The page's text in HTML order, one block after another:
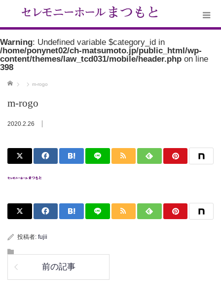
Warning: Undefined variable $category_id in
/home/ponynet02/ch-matsumoto.jp/public_html/wp-
content/themes/law_tcd031/mobile/header.php on line
398
ホーム m-rogo
m-rogo
2020.2.26
投稿者: fujii
前の記事